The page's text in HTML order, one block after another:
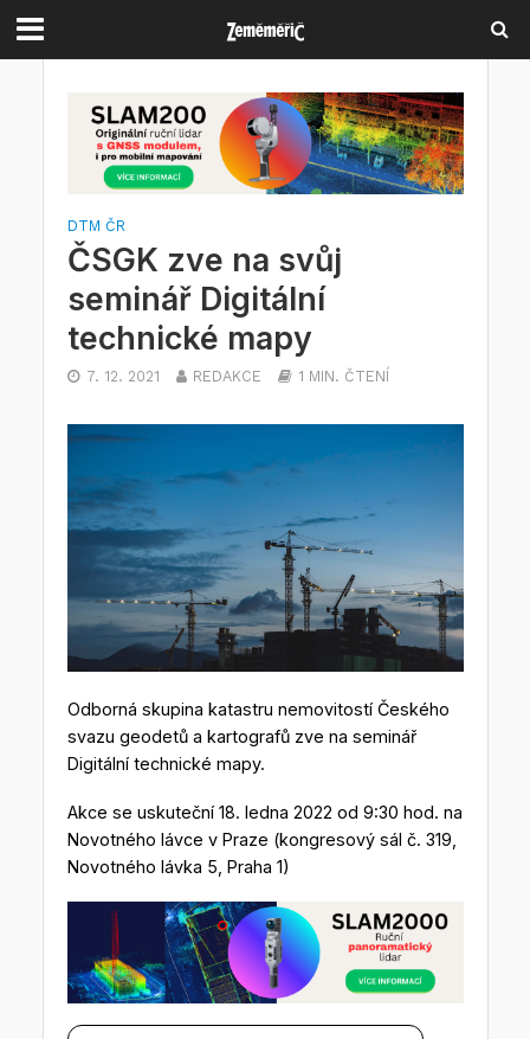
DTM ČR
ČSGK zve na svůj
seminář Digitální
technické mapy
7. 12. 2021 REDAKCE 1 MIN. ČTENÍ
Odborná skupina katastru nemovitostí Českého
svazu geodetů a kartografů zve na seminář
Digitální technické mapy.
Akce se uskuteční 18. ledna 2022 od 9:30 hod. na
Novotného lávce v Praze (kongresový sál č. 319,
Novotného lávka 5, Praha 1)